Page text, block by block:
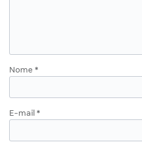
Nome *
E-mail *